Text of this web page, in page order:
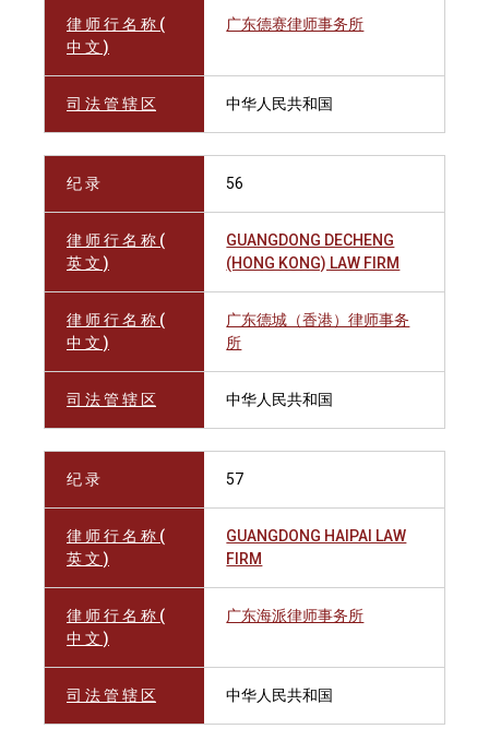
律 师 行 名 称 (
中 文 )
广东德赛律师事务所
司 法 管 辖 区 中华人民共和国
纪 录 56
律 师 行 名 称 (
英 文 )
GUANGDONG DECHENG
(HONG KONG) LAW FIRM
律 师 行 名 称 (
中 文 )
广东德城（香港）律师事务
所
司 法 管 辖 区 中华人民共和国
纪 录 57
律 师 行 名 称 (
英 文 )
GUANGDONG HAIPAI LAW
FIRM
律 师 行 名 称 (
中 文 )
广东海派律师事务所
司 法 管 辖 区 中华人民共和国